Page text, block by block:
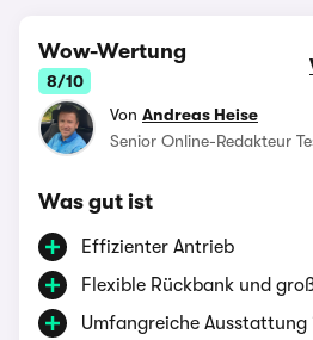
Wow-Wertung
8/10
Von Andreas Heise
Senior Online-Redakteur
Was gut ist
Effizienter Antrieb
Flexible Rückbank und
Umfangreiche